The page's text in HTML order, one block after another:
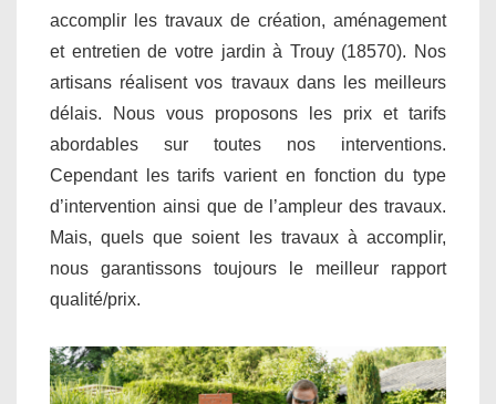
accomplir les travaux de création, aménagement
et entretien de votre jardin à Trouy (18570). Nos
artisans réalisent vos travaux dans les meilleurs
délais. Nous vous proposons les prix et tarifs
abordables sur toutes nos interventions.
Cependant les tarifs varient en fonction du type
d’intervention ainsi que de l’ampleur des travaux.
Mais, quels que soient les travaux à accomplir,
nous garantissons toujours le meilleur rapport
qualité/prix.